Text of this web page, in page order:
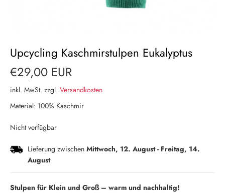
Upcycling Kaschmirstulpen Eukalyptus
€29,00 EUR
inkl. MwSt. zzgl. Versandkosten
Material: 100% Kaschmir
Nicht verfügbar
Lieferung zwischen Mittwoch, 12. August- Freitag, 14.
August
Stulpen für Klein und Groß – warm und nachhaltig!